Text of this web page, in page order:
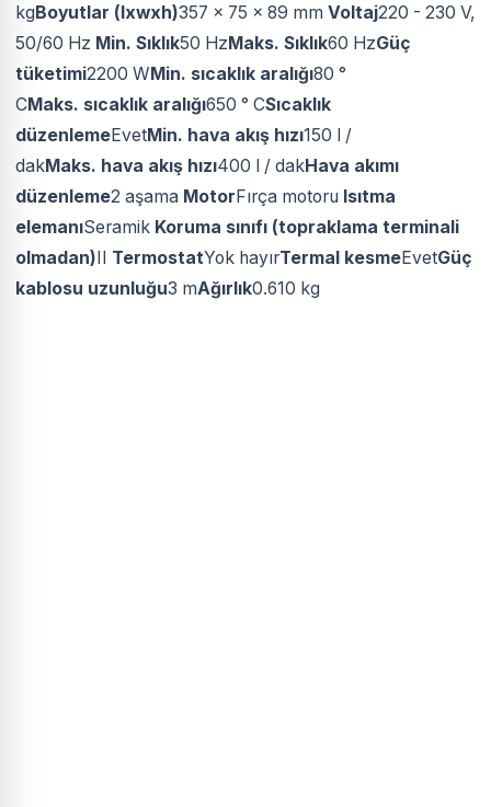
kgBoyutlar (lxwxh)357 x 75 x 89 mm Voltaj220 - 230 V,
50/60 Hz Min. Sıklık50 HzMaks. Sıklık60 HzGüç
tüketimi2200 WMin. sıcaklık aralığı80 °
CMaks. sıcaklık aralığı650 ° CSıcaklık
düzenlemeEvetMin. hava akış hızı150 l /
dakMaks. hava akış hızı400 l / dakHava akımı
düzenleme2 aşama MotorFırça motoru Isıtma
elemanıSeramik Koruma sınıfı (topraklama terminali
olmadan)II TermostatYok hayırTermal kesmeEvetGüç
kablosu uzunluğu3 mAğırlık0.610 kg